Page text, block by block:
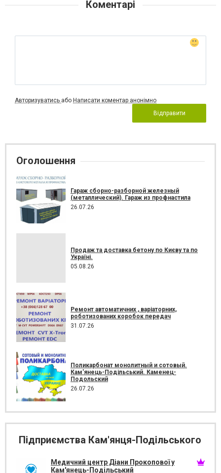
Коментарі
Авторизуватись або Написати коментар анонімно
Відправити
Оголошення
Гараж сборно-разборной железный
(металлический). Гараж из профнастила
26.07.26
Продаж та доставка бетону по Києву та по
Україні.
05.08.26
Ремонт автоматичних , варіаторних,
роботизованих коробок передач
31.07.26
Поликарбонат монолитный и сотовый.
Кам'янець-Подільський. Каменец-
Подольский
26.07.26
Підприємства Кам'янця-Подільського
Медичний центр Діани Прокопової у
Кам'янець-Подільський